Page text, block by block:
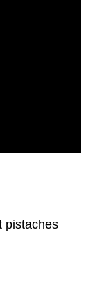
pistaches